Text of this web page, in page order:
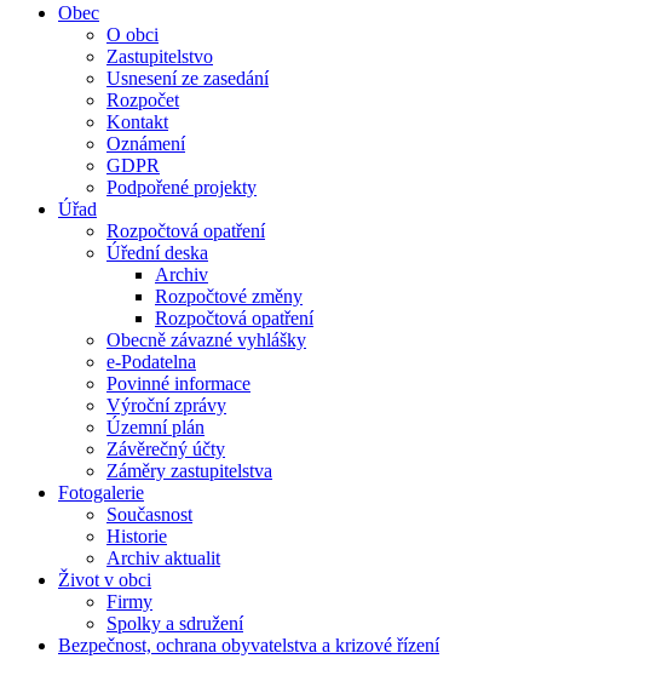
Obec
O obci
Zastupitelstvo
Usnesení ze zasedání
Rozpočet
Kontakt
Oznámení
GDPR
Podpořené projekty
Úřad
Rozpočtová opatření
Úřední deska
Archiv
Rozpočtové změny
Rozpočtová opatření
Obecně závazné vyhlášky
e-Podatelna
Povinné informace
Výroční zprávy
Územní plán
Závěrečný účty
Záměry zastupitelstva
Fotogalerie
Současnost
Historie
Archiv aktualit
Život v obci
Firmy
Spolky a sdružení
Bezpečnost, ochrana obyvatelstva a krizové řízení